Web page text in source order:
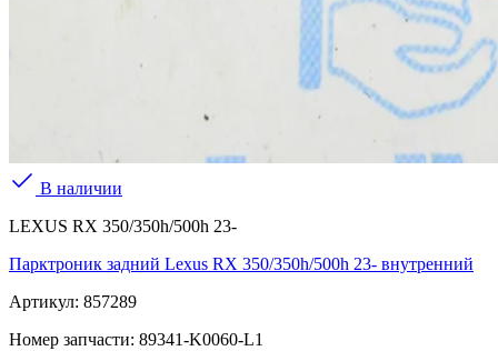
В наличии
LEXUS RX 350/350h/500h 23-
Парктроник задний Lexus RX 350/350h/500h 23- внутренний
Артикул: 857289
Номер запчасти: 89341-K0060-L1